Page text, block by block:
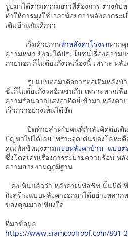
รูปมาได้ตามความยาวที่ต้องการ ต่างกั
ทำให้การมุงใช้เวลาน้อยกว่าหลังคากร
เติมบ้านกันดีกว่า
เริ่มด้วยการทําหลังคาโรงรถหากคุ
ความหนา ยังจะได้ประโยชน์เรื่องควา
ภายนอก ก็ไม่ต้องกังวลเรื่องนี้ เพราะ ห
รูปแบบต่อมาคือการต่อเติมหลังบ้านเ
ซึ่งก็ไม่ต้องกังวลอีกเช่นกัน เพราะหากเ
ความร้อนจากแสงอาทิตย์เข้ามา หลังคา
เร็วกว่าอย่างเห็นได้ชัด
ปิดท้ายสำหรับคนที่กำลังคิดต่อเติมบ้า
ปัญหาไปได้เลย เพราะจุดเด่นของโลหะ
ดุเมทัลชีทมุงตามแบบหลังคาบ้าน แบบต่
ซึ่งโดดเด่นเรื่องการระบายความร้อน ห
ความสวยงามดูภูมิฐาน
คงเห็นแล้วว่า หลังคาเมทัลชีท นั้นมีดีเ
ถึงสร้างแบบหลังคาออกมาได้อย่างหลา
ของคุณมากเพียงใด
ที่มาข้อมูล
https://www.siamcoolroof.com/801-